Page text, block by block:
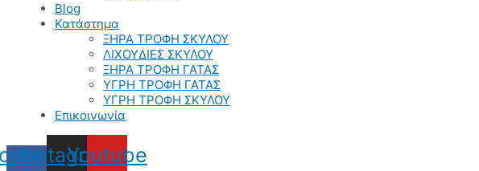
Blog
Κατάστημα
ΞΗΡΑ ΤΡΟΦΗ ΣΚΥΛΟΥ
ΛΙΧΟΥΔΙΕΣ ΣΚΥΛΟΥ
ΞΗΡΑ ΤΡΟΦΗ ΓΑΤΑΣ
ΥΓΡΗ ΤΡΟΦΗ ΓΑΤΑΣ
ΥΓΡΗ ΤΡΟΦΗ ΣΚΥΛΟΥ
Επικοινωνία
Instagram
Youtube